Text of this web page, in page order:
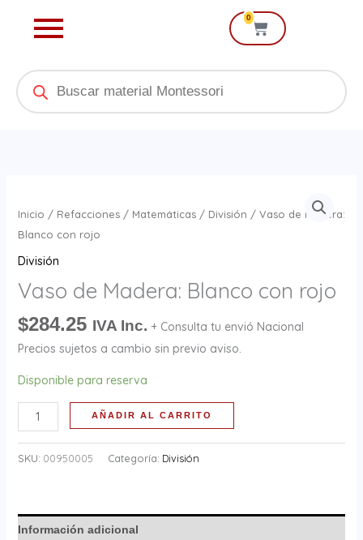
0
Cart
Products
search
Inicio / Refacciones/ Matemáticas/ División / Vaso de Madera:
Blanco con rojo
División
Vaso de Madera: Blanco con rojo
$284.25 IVA Inc. + Consulta tu envió Nacional
Precios sujetos a cambio sin previo aviso.
Disponible para reserva
de
Madera:
rojo
AÑADIR AL CARRITO
SKU: 00950005 Categoría: División
Información adicional